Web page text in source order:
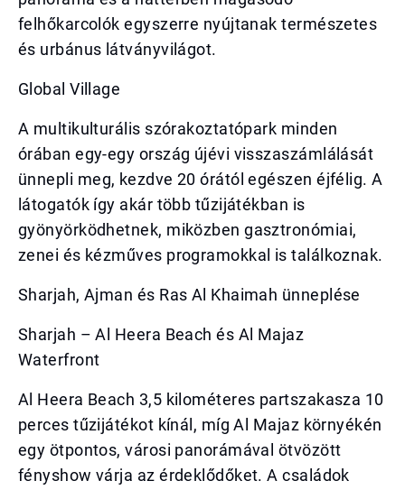
felhőkarcolók egyszerre nyújtanak természetes
és urbánus látványvilágot.
Global Village
A multikulturális szórakoztatópark minden
órában egy-egy ország újévi visszaszámlálását
ünnepli meg, kezdve 20 órától egészen éjfélig. A
látogatók így akár több tűzijátékban is
gyönyörködhetnek, miközben gasztronómiai,
zenei és kézműves programokkal is találkoznak.
Sharjah, Ajman és Ras Al Khaimah ünneplése
Sharjah – Al Heera Beach és Al Majaz
Waterfront
Al Heera Beach 3,5 kilométeres partszakasza 10
perces tűzijátékot kínál, míg Al Majaz környékén
egy ötpontos, városi panorámával ötvözött
fényshow várja az érdeklődőket. A családok